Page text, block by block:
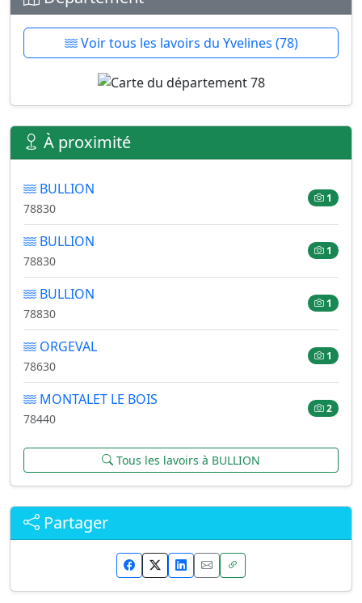
Voir tous les lavoirs du Yvelines (78)
À proximité
BULLION
78830
1
BULLION
78830
1
BULLION
78830
1
ORGEVAL
78630
1
MONTALET LE BOIS
78440
2
Tous les lavoirs à BULLION
Partager